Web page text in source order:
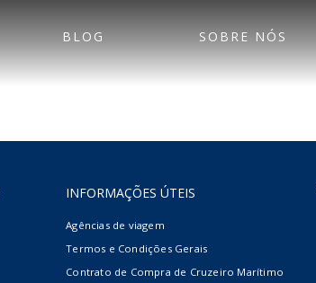
BLOG SOBRE NÓS
INFORMAÇÕES ÚTEIS
Agências de viagem
Termos e Condições Gerais
Contrato de Compra de Cruzeiro Marítimo